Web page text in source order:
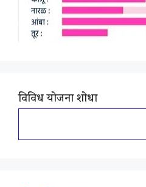
विविध योजना शोधा